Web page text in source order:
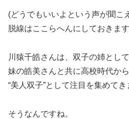
(どうでもいいよという声が聞こ
脱線はここらへんにしておきま
川猿千皓さんは、双子の姉として
妹の皓美さんと共に高校時代から
“美人双子”として注目を集めてき
そうなんですね。